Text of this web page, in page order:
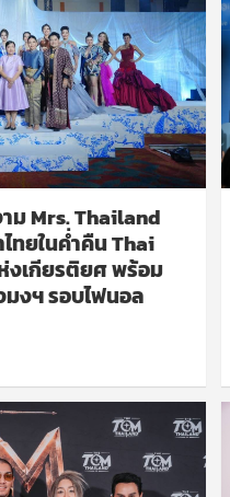
ม Mrs. Thailand
ทยในค่ำคืน Thai
งเกียรติยศ พร้อม
งฯ รอบไฟนอล